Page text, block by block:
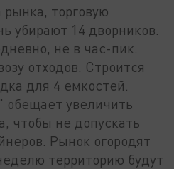
торговую
убирают 14 дворников.
не в час-пик.
отходов. Строится
для 4 емкостей.
обещает увеличить
чтобы не допускать
Рынок огородят
территорию будут